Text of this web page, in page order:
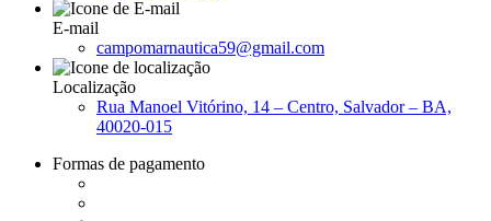
E-mail
campomarnautica59@gmail.com
Localização
Rua Manoel Vitórino, 14 – Centro, Salvador – BA,
40020-015
Formas de pagamento